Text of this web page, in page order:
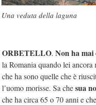
Una veduta della laguna
ORBETELLO. Non ha mai
la Romania quando lei
che ha sono quelle che è
l’uomo morisse. Sa chesua
che ha circa 65 o 70 anni e